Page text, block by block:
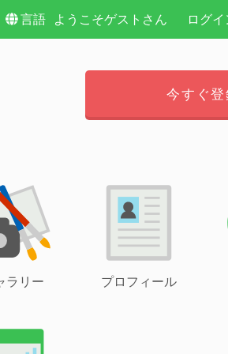
言語 ようこそゲストさん ログイ
今すぐ登
ラリー プロフィール